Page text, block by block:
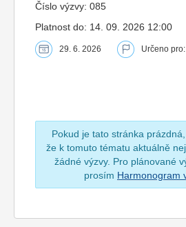
Číslo výzvy: 085
Platnost do: 14. 09. 2026 12:00
29. 6. 2026 Určeno pro:
Pokud je tato stránka
že k tomuto tématu aktuálně
žádné výzvy. Pro plánované
prosím Harmonogram